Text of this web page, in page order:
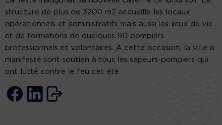
structure de plus de 3200 m2 accueille les locaux
opérationnels et administratifs mais aussi les lieux de vie
et de formations de quelques 90 pompiers
professionnels et volontaires. À cette occasion, la ville a
manifesté sont soutien à tous les sapeurs-pompiers qui
ont lutté contre le feu cet été